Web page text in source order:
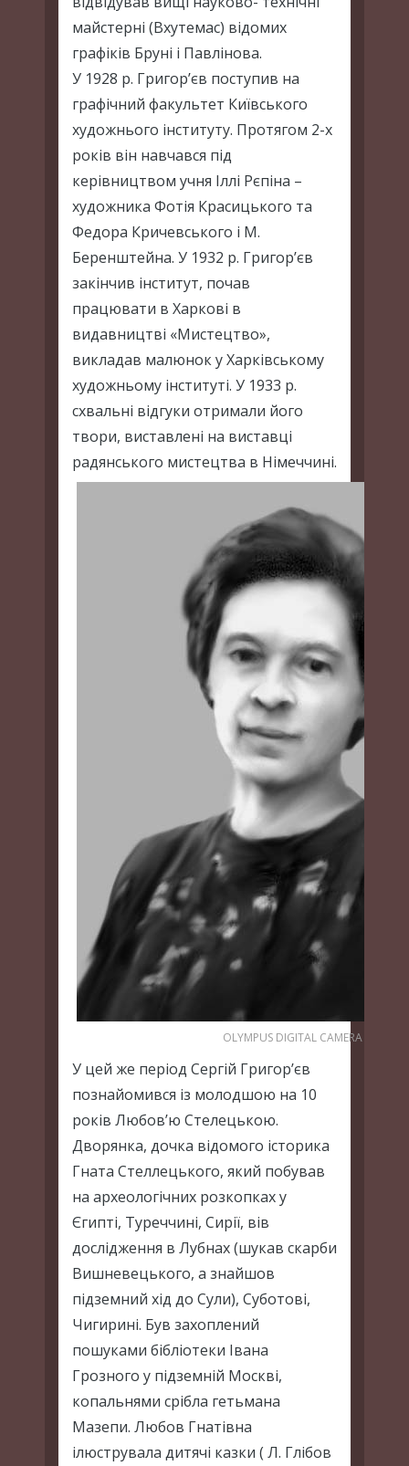
майстерні (Вхутемас) відомих
графіків Бруні і Павлінова.
У 1928 р. Григор’єв поступив на
графічний факультет Київського
художнього інституту. Протягом 2-х
років він навчався під
керівництвом учня Іллі Рєпіна –
художника Фотія Красицького та
Федора Кричевського і М.
Беренштейна. У 1932 р. Григор’єв
закінчив інститут, почав
працювати в Харкові в
видавництві «Мистецтво»,
викладав малюнок у Харківському
художньому інституті. У 1933 р.
схвальні відгуки отримали його
твори, виставлені на виставці
радянського мистецтва в Німеччині.
OLYMPUS DIGITAL CAMERA
У цей же період Сергій Григор’єв
познайомився із молодшою на 10
років Любов’ю Стелецькою.
Дворянка, дочка відомого історика
Гната Стеллецького, який побував
на археологічних розкопках у
Єгипті, Туреччині, Сирії, вів
дослідження в Лубнах (шукав скарби
Вишневецького, а знайшов
підземний хід до Сули), Суботові,
Чигирині. Був захоплений
пошуками бібліотеки Івана
Грозного у підземній Москві,
копальнями срібла гетьмана
Мазепи. Любов Гнатівна
ілюструвала дитячі казки ( Л. Глібов